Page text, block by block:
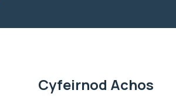
Cyfeirnod Achos